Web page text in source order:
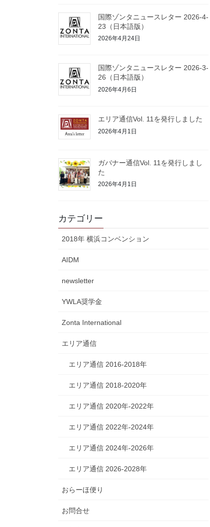
国際ゾンタニュースレター 2026-4-
23（日本語版）
2026年4月24日
国際ゾンタニュースレター 2026-3-
26（日本語版）
2026年4月6日
エリア通信Vol. 11を発行しました
2026年4月1日
ガバナー通信Vol. 11を発行しまし
た
2026年4月1日
カテゴリー
2018年 横浜コンベンション
AIDM
newsletter
YWLA奨学金
Zonta International
エリア通信
エリア通信 2016-2018年
エリア通信 2018-2020年
エリア通信 2020年-2022年
エリア通信 2022年-2024年
エリア通信 2024年-2026年
エリア通信 2026-2028年
おらーほ便り
お問合せ